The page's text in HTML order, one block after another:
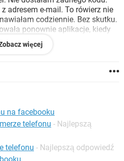
adresem e-mail. To rówierz nie
codziennie. Bez skutku.
ponownie aplikacje, kiedy
nowym koncie. Nie było na nim
Oba moje profile nazywają się
Jak odzyskać moje stare
więcej
na facebooku
telefonu - Najlepszą
telefonu - Najlepszą odpowiedź